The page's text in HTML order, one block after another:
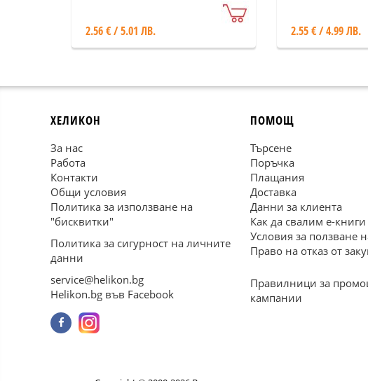
2.56 € / 5.01 ЛВ. 2.55 € / 4.99 ЛВ.
ХЕЛИКОН
За нас
Работа
Контакти
Общи условия
Политика за използване на
"бисквитки"
Политика за сигурност на личните
данни
service@helikon.bg
Helikon.bg във Facebook
ПОМОЩ
Търсене
Поръчка
Плащания
Доставка
Данни за клиента
Как да свалим е-книги
Условия за ползване
Право на отказ от
Правилници за
кампании